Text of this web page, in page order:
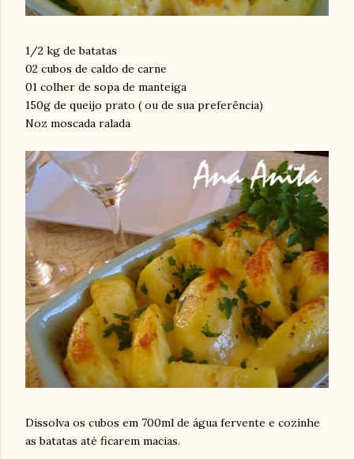
1/2 kg de batatas
02 cubos de caldo de carne
01 colher de sopa de manteiga
150g de queijo prato ( ou de sua preferência)
Noz moscada ralada
Dissolva os cubos em 700ml de água fervente e cozinhe
as batatas até ficarem macias.